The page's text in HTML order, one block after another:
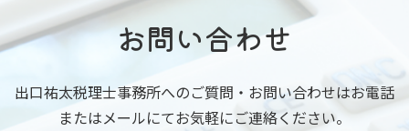
お問い合わせ
出口祐太税理士事務所へのご質問・お問い合わせはお電話
またはメールにてお気軽にご連絡ください。